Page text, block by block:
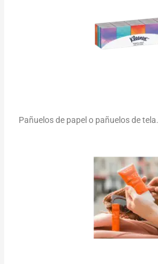
Pañuelos de papel o pañuelos de tela.